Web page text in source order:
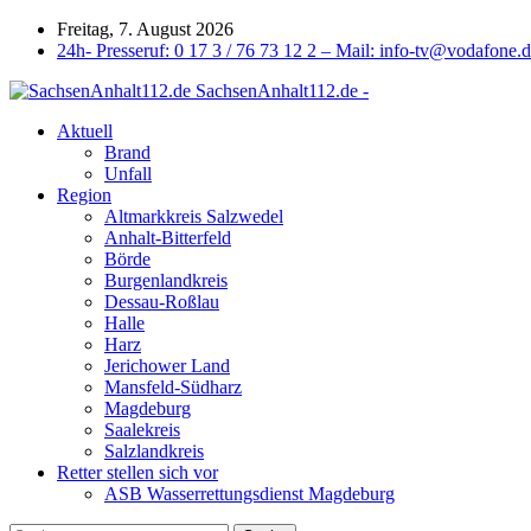
Freitag, 7. August 2026
24h- Presseruf: 0 17 3 / 76 73 12 2 – Mail: info-
SachsenAnhalt112.de -
Aktuell
Brand
Unfall
Region
Altmarkkreis Salzwedel
Anhalt-Bitterfeld
Börde
Burgenlandkreis
Dessau-Roßlau
Halle
Harz
Jerichower Land
Mansfeld-Südharz
Magdeburg
Saalekreis
Salzlandkreis
Retter stellen sich vor
ASB Wasserrettungsdienst Magdeburg